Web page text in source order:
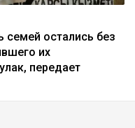
семей остались без
их
передает